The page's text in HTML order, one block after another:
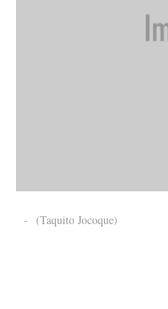
- (Taquito Jocoque)